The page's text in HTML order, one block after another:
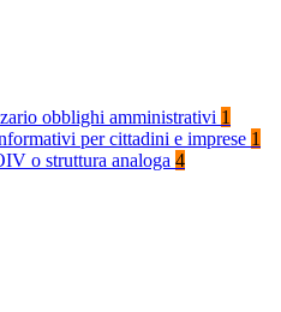
obblighi amministrativi 1
per cittadini e imprese 1
o struttura analoga 4